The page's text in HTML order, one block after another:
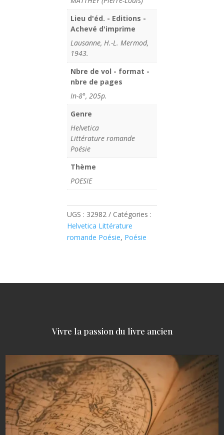
Lieu d'éd. - Editions -
Achevé d'imprime
Lausanne, H.-L. Mermod,
1943.
Nbre de vol - format -
nbre de pages
In-8°, 205p.
Genre
Helvetica
Littérature romande
Poésie
Thème
POESIE
UGS : 32982
Catégories :
Helvetica Littérature
romande Poésie, Poésie
Vivre la passion du livre ancien